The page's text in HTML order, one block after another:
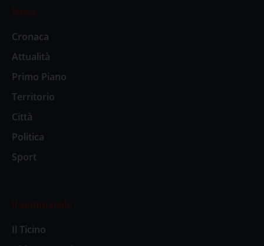
News
Cronaca
Attualità
Primo Piano
Territorio
Città
Politica
Sport
Il settimanale
Il Ticino